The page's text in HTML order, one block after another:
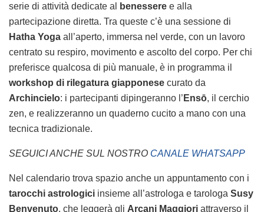
serie di attività dedicate al
benessere e alla
partecipazione diretta. Tra queste c’è una sessione di
Hatha Yoga all’aperto, immersa nel verde, con un lavoro
centrato su respiro, movimento e ascolto del corpo. Per chi
preferisce qualcosa di più manuale, è in programma il
workshop di rilegatura giapponese curato da
Archincielo: i partecipanti dipingeranno l’ Ensō, il cerchio
zen, e realizzeranno un quaderno cucito a mano con una
tecnica tradizionale.
SEGUICI ANCHE SUL NOSTRO CANALE WHATSAPP
Nel calendario trova spazio anche un appuntamento con i
tarocchi astrologici insieme all’astrologa e tarologa Susy
Benvenuto, che leggerà gli Arcani Maggiori attraverso il